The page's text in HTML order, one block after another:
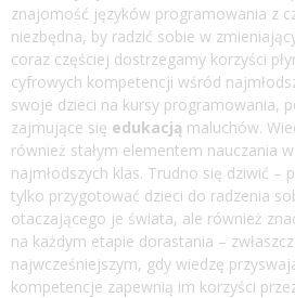
znajomość języków programowania z
niezbędna, by radzić sobie w
coraz częściej dostrzegamy korzyści
cyfrowych kompetencji wśród
swoje dzieci na kursy programowania,
zajmujące się edukacją maluchów.
również stałym elementem nauczania
najmłodszych klas. Trudno się dziwić –
tylko przygotować dzieci do radzenia
otaczającego je świata, ale również
na każdym etapie dorastania –
najwcześniejszym, gdy wiedzę
kompetencje zapewnią im korzyści